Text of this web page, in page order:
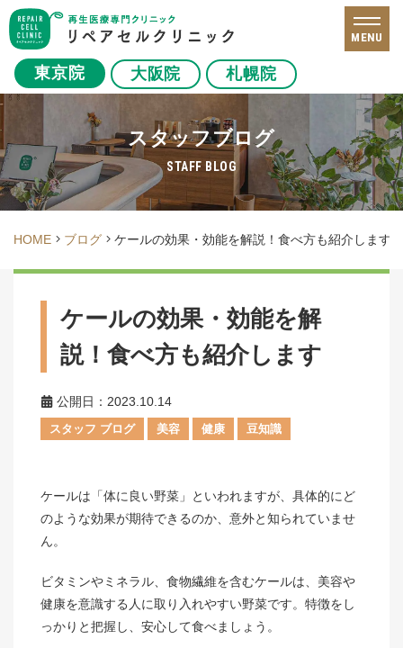
東京院 大阪院 札幌院
MENU
スタッフブログ
STAFF BLOG
HOME ブログ ケールの効果・効能を解説！食べ方も紹介します
ケールの効果・効能を解
説！食べ方も紹介します
公開日：2023.10.14
スタッフ ブログ 美容 健康 豆知識
ケールは「体に良い野菜」といわれますが、具体的にど
のような効果が期待できるのか、意外と知られていませ
ん。
ビタミンやミネラル、食物繊維を含むケールは、美容や
健康を意識する人に取り入れやすい野菜です。特徴をし
っかりと把握し、安心して食べましょう。